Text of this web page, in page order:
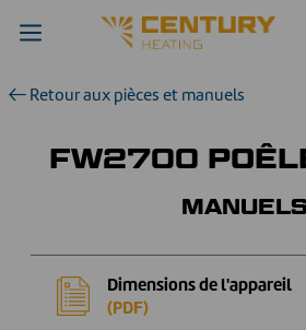
Retour aux pièces et manuels
FW2700
MANUELS
Dimensions de l'appareil
(PDF)